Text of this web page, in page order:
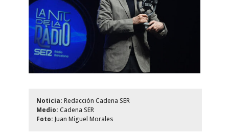
Noticia: Redacción Cadena SER
Medio: Cadena SER
Foto: Juan Miguel Morales